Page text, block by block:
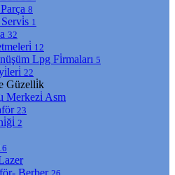
8
1
32
12
Lpg Fi̇rmaları 5
22
Güzelli̇k
Merkezi̇ Asm
23
2
Berber